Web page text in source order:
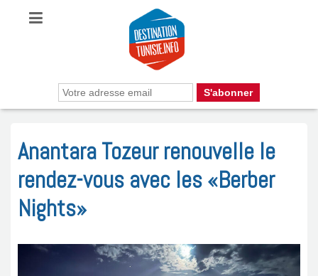
Anantara Tozeur renouvelle le
rendez-vous avec les «Berber
Nights»